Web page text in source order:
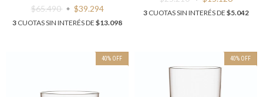
$65.490
$39.294
3 CUOTAS SIN INTERÉS DE $13.098
3CUOTAS SIN INTERÉS DE $5.042
40% OFF 40% OFF